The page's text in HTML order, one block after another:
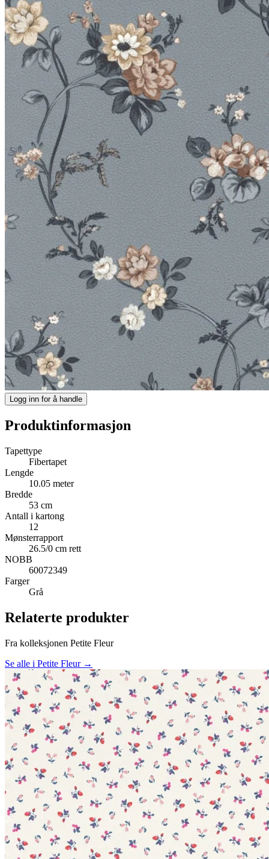
Logg inn for å handle
Produktinformasjon
Tapettype
Fibertapet
Lengde
10.05 meter
Bredde
53 cm
Antall i kartong
12
Mønsterrapport
26.5/0 cm rett
NOBB
60072349
Farger
Grå
Relaterte produkter
Fra kolleksjonen Petite Fleur
Se alle i Petite Fleur →